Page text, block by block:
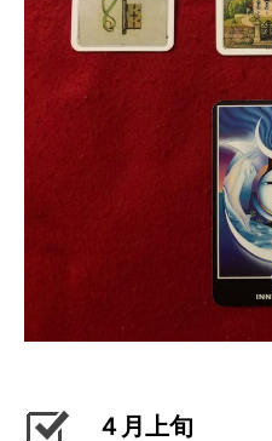
４月上旬